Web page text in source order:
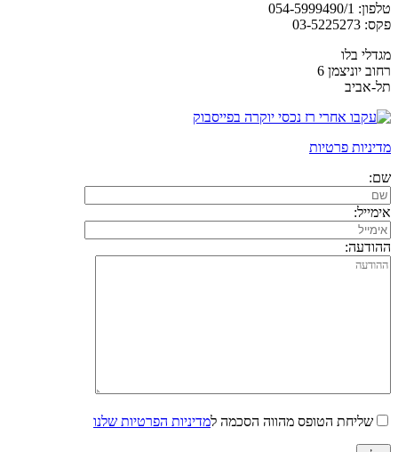
טלפון: 054-5999490/1
פקס: 03-5225273
מגדלי בלו
רחוב יוניצמן 6
תל-אביב
מדיניות פרטיות
שם:
אימייל:
ההודעה:
שליחת הטופס מהווה הסכמה למדיניות הפרטיות שלנו